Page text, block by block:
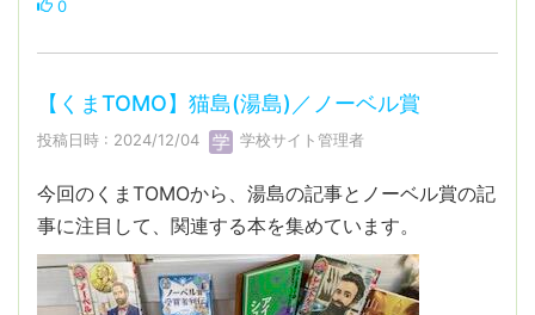
0
【くまTOMO】猫島(湯島)／ノーベル賞
投稿日時 : 2024/12/04 学校サイト管理者
今回のくまTOMOから、湯島の記事とノーベル賞の記
事に注目して、関連する本を集めています。